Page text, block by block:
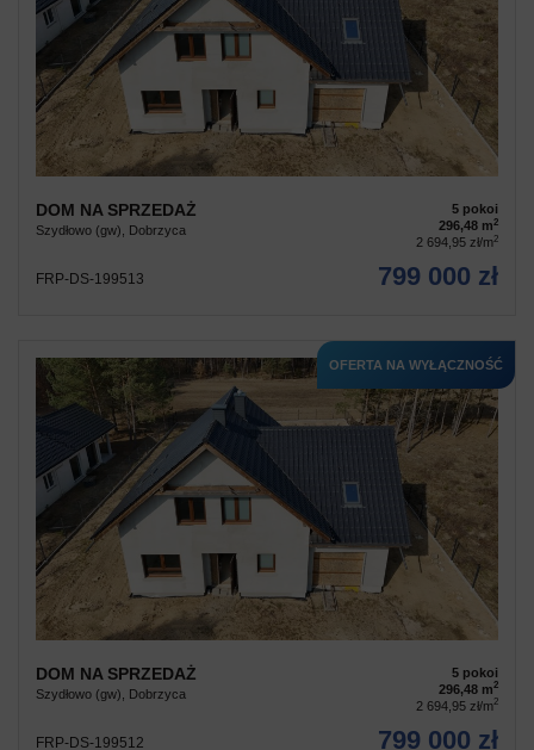
DOM NA SPRZEDAŻ
Szydłowo (gw), Dobrzyca
5 pokoi
296,48 m2
2 694,95 zł/m2
FRP-DS-199513 799 000 zł
OFERTA NA WYŁĄCZNOŚĆ
DOM NA SPRZEDAŻ
Szydłowo (gw), Dobrzyca
5 pokoi
296,48 m2
2 694,95 zł/m2
FRP-DS-199512 799 000 zł